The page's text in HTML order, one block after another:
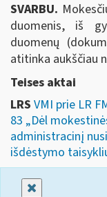
SVARBU.
duomenis, iš
duomenų
atitinka aukščiau
Teises aktai
LRS VMI prie LR
83 „Dėl
administracinį
išdėstymo